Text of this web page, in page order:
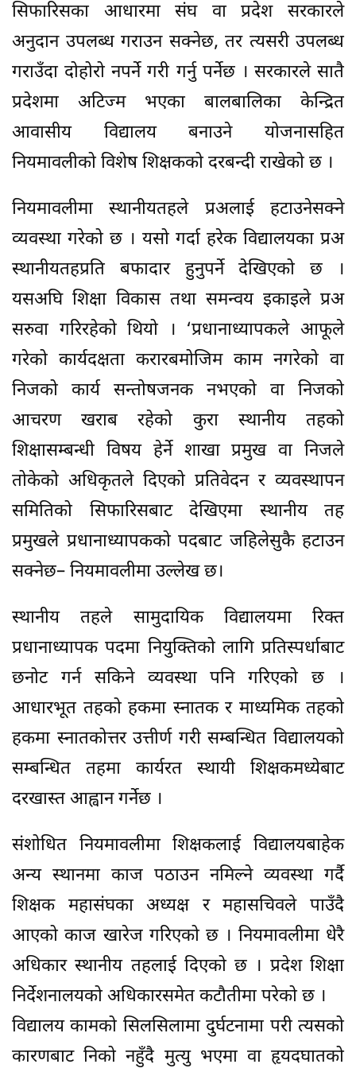
सिफारिसका आधारमा संघ वा प्रदेश सरकारले
अनुदान उपलब्ध गराउन सक्नेछ, तर त्यसरी उपलब्ध
गराउँदा दोहोरो नपर्ने गरी गर्नु पर्नेछ । सरकारले सातै
प्रदेशमा अटिज्म भएका बालबालिका केन्द्रित
आवासीय विद्यालय बनाउने योजनासहित
नियमावलीको विशेष शिक्षकको दरबन्दी राखेको छ ।
नियमावलीमा स्थानीयतहले प्रअलाई हटाउनेसक्ने
व्यवस्था गरेको छ । यसो गर्दा हरेक विद्यालयका प्रअ
स्थानीयतहप्रति बफादार हुनुपर्ने देखिएको छ ।
यसअघि शिक्षा विकास तथा समन्वय इकाइले प्रअ
सरुवा गरिरहेको थियो । ‘प्रधानाध्यापकले आफूले
गरेको कार्यदक्षता करारबमोजिम काम नगरेको वा
निजको कार्य सन्तोषजनक नभएको वा निजको
आचरण खराब रहेको कुरा स्थानीय तहको
शिक्षासम्बन्धी विषय हेर्ने शाखा प्रमुख वा निजले
तोकेको अधिकृतले दिएको प्रतिवेदन र व्यवस्थापन
समितिको सिफारिसबाट देखिएमा स्थानीय तह
प्रमुखले प्रधानाध्यापकको पदबाट जहिलेसुकै हटाउन
सक्नेछ– नियमावलीमा उल्लेख छ।
स्थानीय तहले सामुदायिक विद्यालयमा रिक्त
प्रधानाध्यापक पदमा नियुक्तिको लागि प्रतिस्पर्धाबाट
छनोट गर्न सकिने व्यवस्था पनि गरिएको छ ।
आधारभूत तहको हकमा स्नातक र माध्यमिक तहको
हकमा स्नातकोत्तर उत्तीर्ण गरी सम्बन्धित विद्यालयको
सम्बन्धित तहमा कार्यरत स्थायी शिक्षकमध्येबाट
दरखास्त आह्वान गर्नेछ ।
संशोधित नियमावलीमा शिक्षकलाई विद्यालयबाहेक
अन्य स्थानमा काज पठाउन नमिल्ने व्यवस्था गर्दै
शिक्षक महासंघका अध्यक्ष र महासचिवले पाउँदै
आएको काज खारेज गरिएको छ । नियमावलीमा धेरै
अधिकार स्थानीय तहलाई दिएको छ । प्रदेश शिक्षा
निर्देशनालयको अधिकारसमेत कटौतीमा परेको छ ।
विद्यालय कामको सिलसिलामा दुर्घटनामा परी त्यसको
कारणबाट निको नहुँदै मुत्यु भएमा वा हृयदघातको